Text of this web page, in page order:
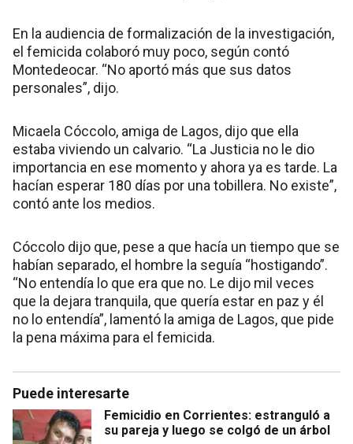
En la audiencia de formalización de la investigación,
el femicida colaboró muy poco, según contó
Montedeocar. “No aportó más que sus datos
personales”, dijo.
Micaela Cóccolo, amiga de Lagos, dijo que ella
estaba viviendo un calvario. “La Justicia no le dio
importancia en ese momento y ahora ya es tarde. La
hacían esperar 180 días por una tobillera. No existe”,
contó ante los medios.
Cóccolo dijo que, pese a que hacía un tiempo que se
habían separado, el hombre la seguía “hostigando”.
“No entendía lo que era que no. Le dijo mil veces
que la dejara tranquila, que quería estar en paz y él
no lo entendía”, lamentó la amiga de Lagos, que pide
la pena máxima para el femicida.
Puede interesarte
Femicidio en Corrientes: estranguló a
su pareja y luego se colgó de un árbol